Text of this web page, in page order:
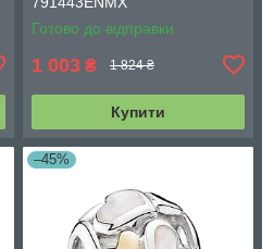
Готово до відправки
1 003 ₴ 1 824 ₴
Купити
–45%